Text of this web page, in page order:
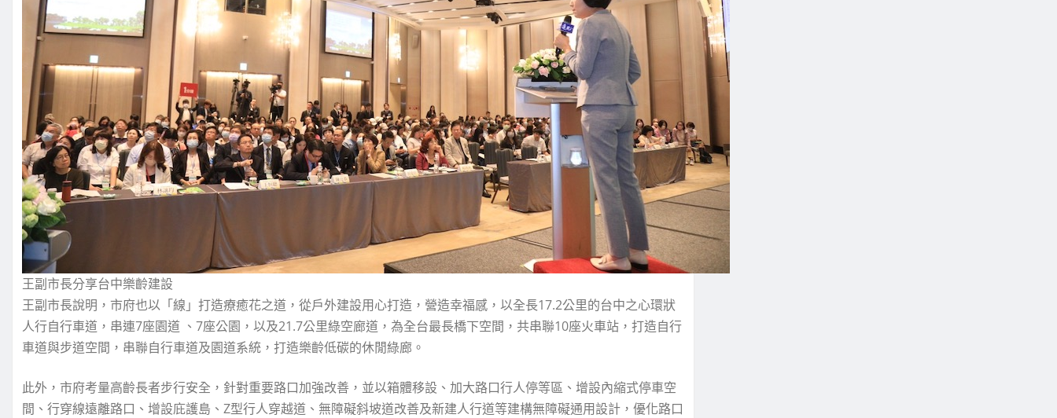
王副市長分享台中樂齡建設
王副市長說明，市府也以「線」打造療癒花之道，從戶外建設用心打造，營造幸福感，以全長17.2公里的台中之心環狀
人行自行車道，串連7座園道 、7座公園，以及21.7公里綠空廊道，為全台最長橋下空間，共串聯10座火車站，打造自行
車道與步道空間，串聯自行車道及園道系統，打造樂齡低碳的休閒綠廊。
此外，市府考量高齡長者步行安全，針對重要路口加強改善，並以箱體移設、加大路口行人停等區、增設內縮式停車空
間、行穿線遠離路口、增設庇護島、Z型行人穿越道、無障礙斜坡道改善及新建人行道等建構無障礙通用設計，優化路口